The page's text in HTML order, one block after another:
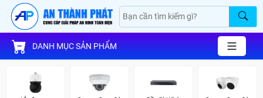
DANH MỤC SẢN PHẨM